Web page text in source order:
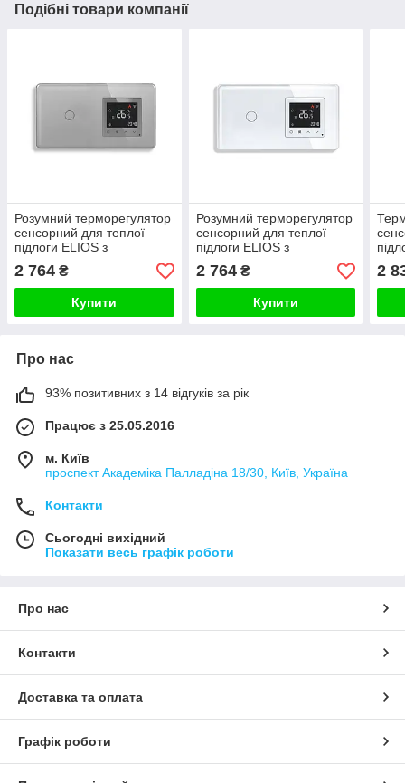
Подібні товари компанії
Розумний терморегулятор
сенсорний для теплої
підлоги ELIOS з
сенсорним вимикачем,
сірий, скляна рамка
2 764 ₴
Купити
Розумний терморегулятор
сенсорний для теплої
підлоги ELIOS з
сенсорним вимикачем,
білий, скляна рамка
2 764₴
Купити
2
Про нас
93% позитивних з 14 відгуків за рік
Працює з 25.05.2016
м. Київ
проспект Академіка Палладіна 18/30, Київ, Україна
Контакти
Сьогодні вихідний
Показати весь графік роботи
Про нас
Контакти
Доставка та оплата
Графік роботи